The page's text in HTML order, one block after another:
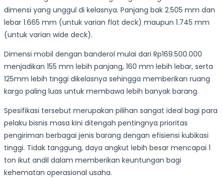
dimensi yang unggul di kelasnya. Panjang bak 2.505 mm dan
lebar 1.665 mm (untuk varian flat deck) maupun 1.745 mm
(untuk varian wide deck).
Dimensi mobil dengan banderol mulai dari Rp169.500.000
menjadikan 155 mm lebih panjang, 160 mm lebih lebar, serta
125mm lebih tinggi dikelasnya sehingga memberikan ruang
kargo paling luas untuk membawa lebih banyak barang.
Spesifikasi tersebut merupakan pilihan sangat ideal bagi para
pelaku bisnis masa kini ditengah pentingnya prioritas
pengiriman berbagai jenis barang dengan efisiensi kubikasi
tinggi. Tidak tanggung, daya angkut lebih besar mencapai 1
ton ikut andil dalam memberikan keuntungan bagi
kehematan operasional usaha.